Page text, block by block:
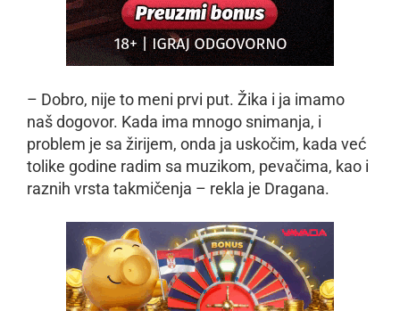
– Dobro, nije to meni prvi put. Žika i ja imamo
naš dogovor. Kada ima mnogo snimanja, i
problem je sa žirijem, onda ja uskočim, kada već
tolike godine radim sa muzikom, pevačima, kao i
raznih vrsta takmičenja – rekla je Dragana.